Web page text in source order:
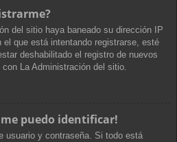
del sitio haya baneado su dirección IP
el que está intentando registrarse, esté
deshabilitado el registro de nuevos
La Administración del sitio.
puedo identificar!
usuario y contraseña. Si todo está